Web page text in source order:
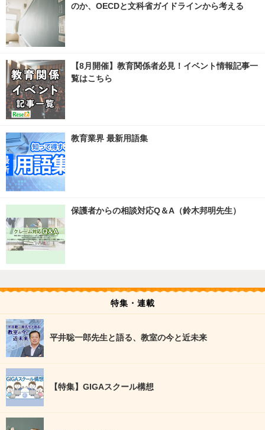
のか、OECDと文科省ガイドラインから考える
【8月開催】教育関係者必見！イベント情報記事一
覧はこちら
教育業界 最新用語集
保護者からの相談対応Q＆A（鈴木邦明先生）
特集・連載
平井聡一郎先生と語る、教室の今と近未来
【特集】GIGAスクール構想